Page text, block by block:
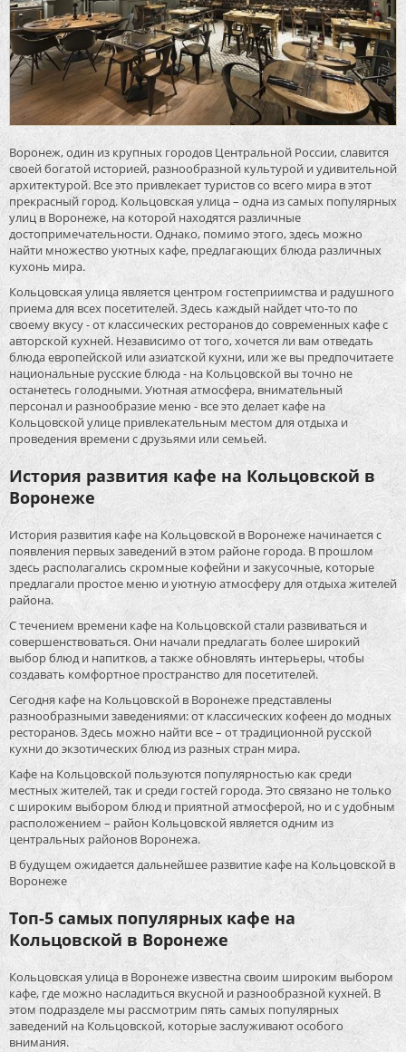
Воронеж, один из крупных городов Центральной России, славится
своей богатой историей, разнообразной культурой и удивительной
архитектурой. Все это привлекает туристов со всего мира в этот
прекрасный город. Кольцовская улица – одна из самых популярных
улиц в Воронеже, на которой находятся различные
достопримечательности. Однако, помимо этого, здесь можно
найти множество уютных кафе, предлагающих блюда различных
кухонь мира.
Кольцовская улица является центром гостеприимства и радушного
приема для всех посетителей. Здесь каждый найдет что-то по
своему вкусу - от классических ресторанов до современных кафе с
авторской кухней. Независимо от того, хочется ли вам отведать
блюда европейской или азиатской кухни, или же вы предпочитаете
национальные русские блюда - на Кольцовской вы точно не
останетесь голодными. Уютная атмосфера, внимательный
персонал и разнообразие меню - все это делает кафе на
Кольцовской улице привлекательным местом для отдыха и
проведения времени с друзьями или семьей.
История развития кафе на Кольцовской в
Воронеже
История развития кафе на Кольцовской в Воронеже начинается с
появления первых заведений в этом районе города. В прошлом
здесь располагались скромные кофейни и закусочные, которые
предлагали простое меню и уютную атмосферу для отдыха жителей
района.
С течением времени кафе на Кольцовской стали развиваться и
совершенствоваться. Они начали предлагать более широкий
выбор блюд и напитков, а также обновлять интерьеры, чтобы
создавать комфортное пространство для посетителей.
Сегодня кафе на Кольцовской в Воронеже представлены
разнообразными заведениями: от классических кофеен до модных
ресторанов. Здесь можно найти все – от традиционной русской
кухни до экзотических блюд из разных стран мира.
Кафе на Кольцовской пользуются популярностью как среди
местных жителей, так и среди гостей города. Это связано не только
с широким выбором блюд и приятной атмосферой, но и с удобным
расположением – район Кольцовской является одним из
центральных районов Воронежа.
В будущем ожидается дальнейшее развитие кафе на Кольцовской в
Воронеже
Топ-5 самых популярных кафе на
Кольцовской в Воронеже
Кольцовская улица в Воронеже известна своим широким выбором
кафе, где можно насладиться вкусной и разнообразной кухней. В
этом подразделе мы рассмотрим пять самых популярных
заведений на Кольцовской, которые заслуживают особого
внимания.